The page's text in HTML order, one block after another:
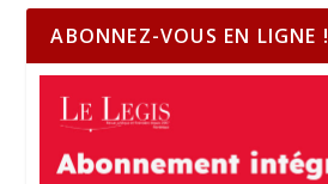
ABONNEZ-VOUS EN LIGNE !